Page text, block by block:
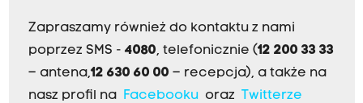
Zapraszamy również do kontaktu z nami
poprzez SMS - 4080, telefonicznie (12 200 33 33
– antena,12 630 60 00 – recepcja), a także na
nasz profil na
Facebookuoraz Twitterze